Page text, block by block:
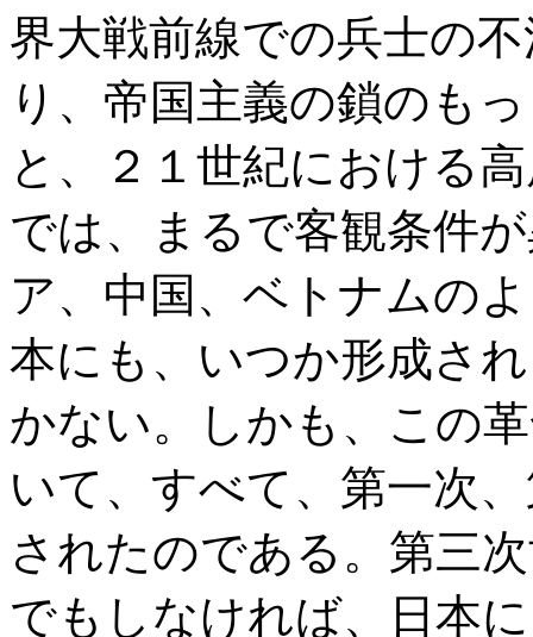
界大戦前線での兵士の
り、帝国主義の鎖のも
と、２１世紀における
では、まるで客観条件
ア、中国、ベトナムの
本にも、いつか形成さ
かない。しかも、この
いて、すべて、第一次
されたのである。第三
でもしなければ、日本